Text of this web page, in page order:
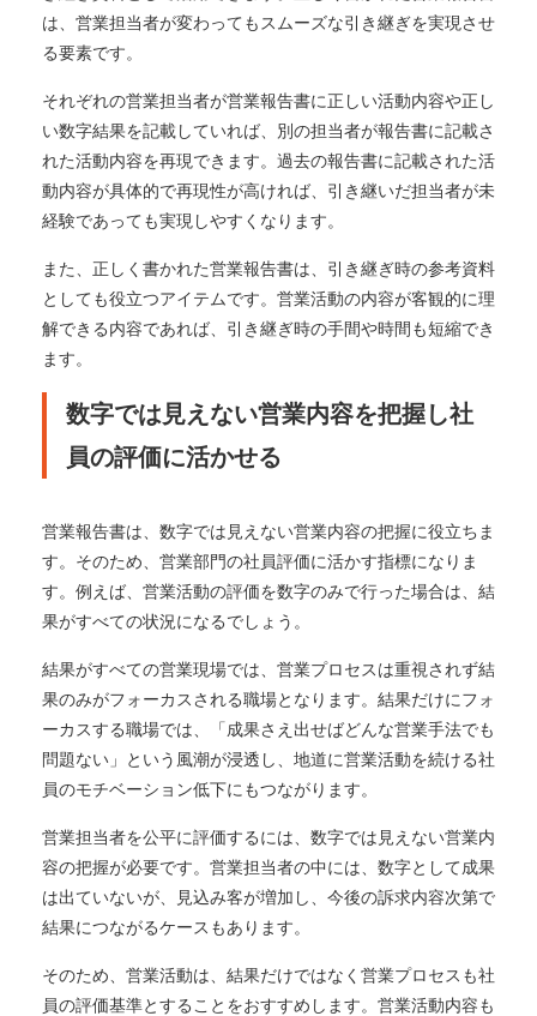
は、営業担当者が変わってもスムーズな引き継ぎを実現させ
る要素です。
それぞれの営業担当者が営業報告書に正しい活動内容や正し
い数字結果を記載していれば、別の担当者が報告書に記載さ
れた活動内容を再現できます。過去の報告書に記載された活
動内容が具体的で再現性が高ければ、引き継いだ担当者が未
経験であっても実現しやすくなります。
また、正しく書かれた営業報告書は、引き継ぎ時の参考資料
としても役立つアイテムです。営業活動の内容が客観的に理
解できる内容であれば、引き継ぎ時の手間や時間も短縮でき
ます。
数字では見えない営業内容を把握し社
員の評価に活かせる
営業報告書は、数字では見えない営業内容の把握に役立ちま
す。そのため、営業部門の社員評価に活かす指標になりま
す。例えば、営業活動の評価を数字のみで行った場合は、結
果がすべての状況になるでしょう。
結果がすべての営業現場では、営業プロセスは重視されず結
果のみがフォーカスされる職場となります。結果だけにフォ
ーカスする職場では、「成果さえ出せばどんな営業手法でも
問題ない」という風潮が浸透し、地道に営業活動を続ける社
員のモチベーション低下にもつながります。
営業担当者を公平に評価するには、数字では見えない営業内
容の把握が必要です。営業担当者の中には、数字として成果
は出ていないが、見込み客が増加し、今後の訴求内容次第で
結果につながるケースもあります。
そのため、営業活動は、結果だけではなく営業プロセスも社
員の評価基準とすることをおすすめします。営業活動内容も